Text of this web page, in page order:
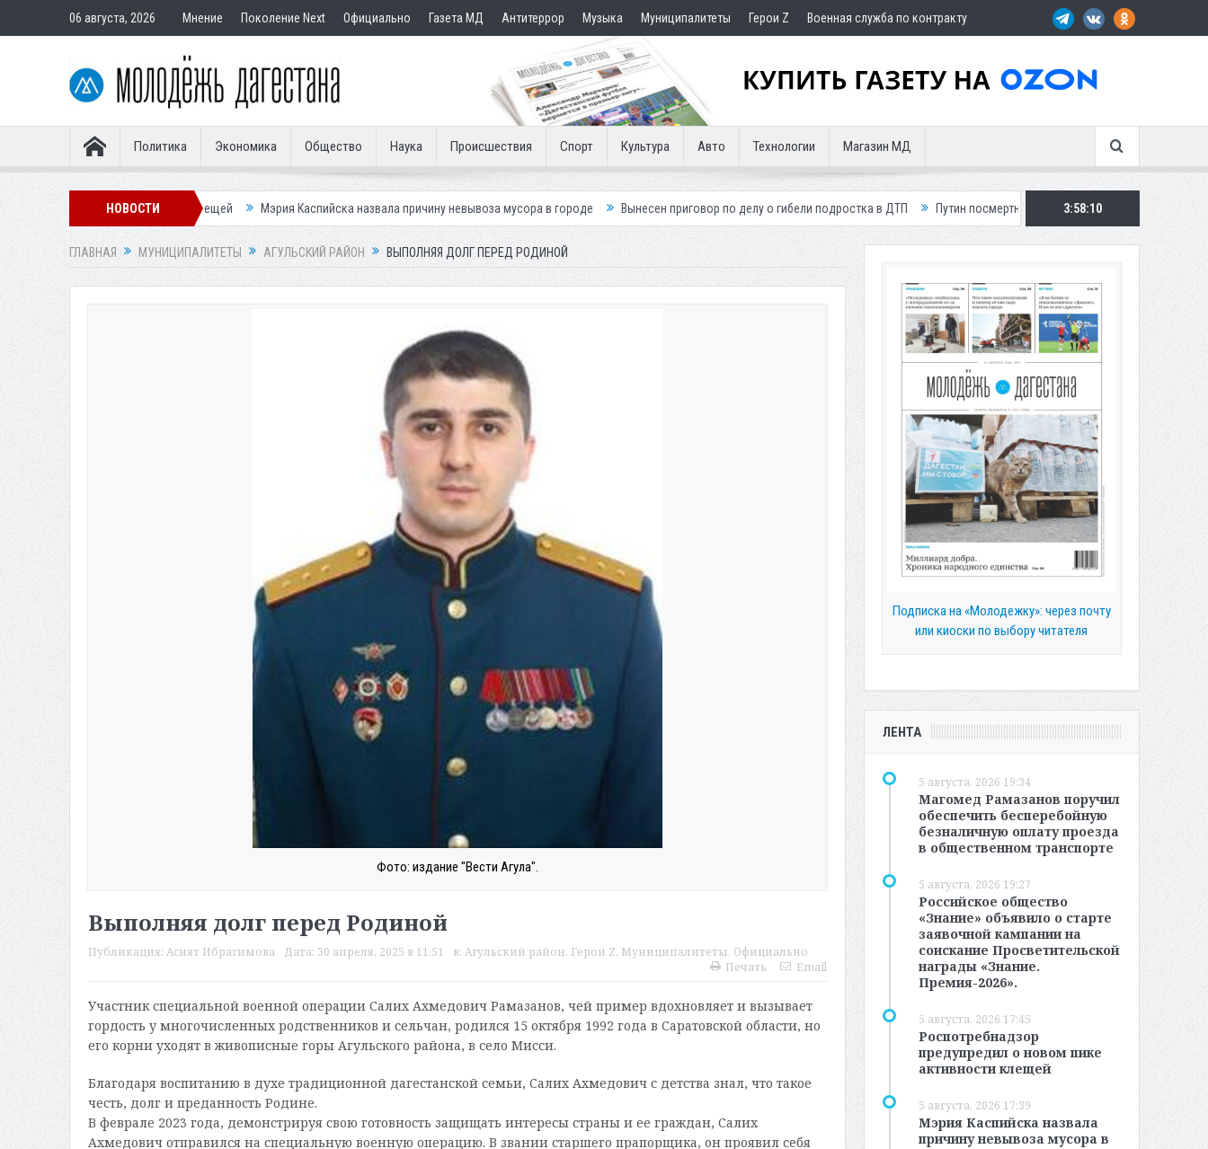
06 августа, 2026 Мнение Поколение Next Официально Газета МД Антитеррор Музыка Муниципалитеты Герои Z Военная служба по контракту
Политика Экономика Общество Наука Происшествия Спорт Культура Авто Технологии Магазин МД
НОВОСТИ
пике активности клещей Мэрия Каспийска назвала причину невывоза мусора в городе Вынесен приговор по делу о гибели подростка в ДТП Путин посмертно наградил замглавы Шамильского района
3:58:11
ГЛАВНАЯ МУНИЦИПАЛИТЕТЫ АГУЛЬСКИЙ РАЙОН ВЫПОЛНЯЯ ДОЛГ ПЕРЕД РОДИНОЙ
Фото: издание "Вести Агула".
Выполняя долг перед Родиной
Публикация: Асият Ибрагимова Дата: 30 апреля, 2025 в 11:51 в: Агульский район, Герои Z, Муниципалитеты, Официально
Печать
Email
Участник специальной военной операции Салих Ахмедович Рамазанов, чей пример вдохновляет и вызывает
гордость у многочисленных родственников и сельчан, родился 15 октября 1992 года в Саратовской области, но
его корни уходят в живописные горы Агульского района, в село Мисси.
Благодаря воспитанию в духе традиционной дагестанской семьи, Салих Ахмедович с детства знал, что такое
честь, долг и преданность Родине.
В феврале 2023 года, демонстрируя свою готовность защищать интересы страны и ее граждан, Салих
Ахмедович отправился на специальную военную операцию. В звании старшего прапорщика, он проявил себя
Подписка на «Молодежку»: через почту
или киоски по выбору читателя
ЛЕНТА
5 августа, 2026 19:34
Магомед Рамазанов поручил
обеспечить бесперебойную
безналичную оплату проезда
в общественном транспорте
5 августа, 2026 19:27
Российское общество
«Знание» объявило о старте
заявочной кампании на
соискание Просветительской
награды «Знание.
Премия-2026».
5 августа, 2026 17:45
Роспотребнадзор
предупредил о новом пике
активности клещей
5 августа, 2026 17:39
Мэрия Каспийска назвала
причину невывоза мусора в